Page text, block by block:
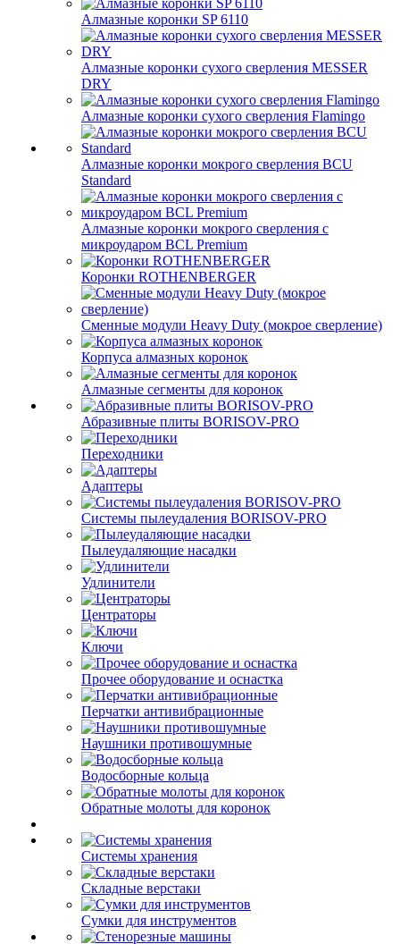
Алмазные коронки SP 6110
Алмазные коронки сухого сверления MESSER
DRY
Алмазные коронки сухого сверления Flamingo
Алмазные коронки мокрого сверления BCU
Standard
Алмазные коронки мокрого сверления с
микроударом BCL Premium
Коронки ROTHENBERGER
Сменные модули Heavy Duty (мокрое сверление)
Корпуса алмазных коронок
Алмазные сегменты для коронок
Абразивные плиты BORISOV-PRO
Переходники
Адаптеры
Системы пылеудаления BORISOV-PRO
Пылеудаляющие насадки
Удлинители
Центраторы
Ключи
Прочее оборудование и оснастка
Перчатки антивибрационные
Наушники противошумные
Водосборные кольца
Обратные молоты для коронок
Системы хранения
Складные верстаки
Сумки для инструментов